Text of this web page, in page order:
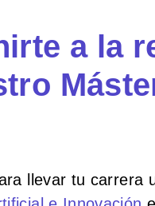
a la
llevar tu carrera